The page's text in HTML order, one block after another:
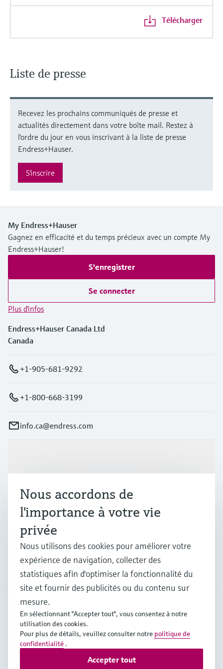
Télécharger
Liste de presse
Recevez les prochains communiqués de presse et
actualités directement dans votre boîte mail. Restez à
l'ordre du jour en vous inscrivant à la liste de presse
Endress+Hauser.
S'inscrire
My Endress+Hauser
Gagnez en efficacité et du temps précieux avec un compte My
Endress+Hauser!
S'enregistrer
Se connecter
Plus d'infos
Endress+Hauser Canada Ltd
Canada
+1-905-681-9292
+1-800-668-3199
info.ca@endress.com
Industries
Support
Société
CAN•Français
Copyright © Endress+Hauser Group Services AG
Conditions d'utilisation
Nous accordons de
l'importance à votre vie
privée
Nous utilisons des cookies pour améliorer votre
expérience de navigation, collecter des
statistiques afin d'optimiser la fonctionnalité du
site et fournir des publicités ou du contenu sur
mesure.
En sélectionnant "Accepter tout", vous consentez à notre
utilisation des cookies.
Pour plus de détails, veuillez consulter notre politique de
confidentialité .
Accepter tout